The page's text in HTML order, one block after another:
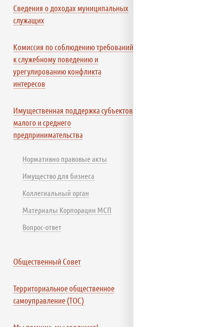
Сведения о доходах муниципальных
служащих
Комиссия по соблюдению требований
к служебному поведению и
урегулированию конфликта
интересов
Имущественная поддержка субъектов
малого и среднего
предпринимательства
Нормативно правовые акты
Имущество для бизнеса
Коллегиальный орган
Материалы Корпорации МСП
Вопрос-ответ
Общественный Совет
Территориальное общественное
самоуправление (ТОС)